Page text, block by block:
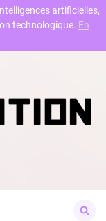
for:
artificielles,
technologique. En